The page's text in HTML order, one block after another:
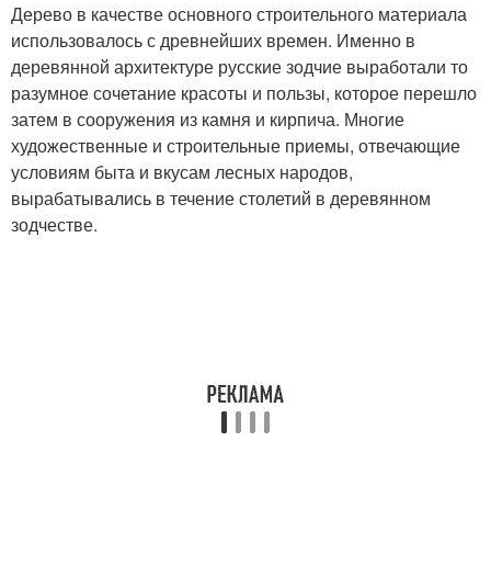
Дерево в качестве основного строительного материала
использовалось с древнейших времен. Именно в
деревянной архитектуре русские зодчие выработали то
разумное сочетание красоты и пользы, которое перешло
затем в сооружения из камня и кирпича. Многие
художественные и строительные приемы, отвечающие
условиям быта и вкусам лесных народов,
вырабатывались в течение столетий в деревянном
зодчестве.